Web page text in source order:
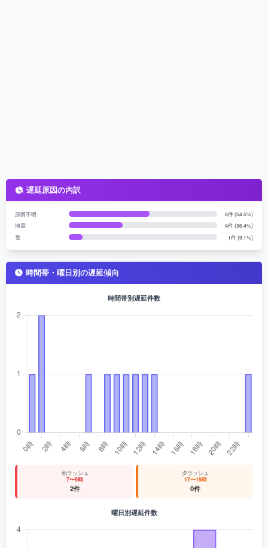
遅延原因の内訳
原因不明
6件 (54.5%)
地震
4件 (36.4%)
雪
1件 (9.1%)
時間帯・曜日別の遅延傾向
時間帯別遅延件数
朝ラッシュ
7〜9時
2件
夕ラッシュ
17〜19時
0件
曜日別遅延件数